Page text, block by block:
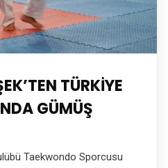
TÜRKİYE
GÜMÜŞ
Taekwondo Sporcusu